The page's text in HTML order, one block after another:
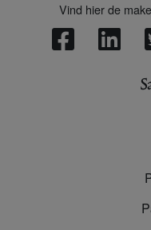
Vind hier de